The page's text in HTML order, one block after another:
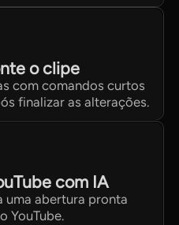
o clipe
com comandos curtos
finalizar as alterações.
com IA
uma abertura pronta
YouTube.